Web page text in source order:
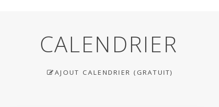
CALENDRIER
AJOUT CALENDRIER (GRATUIT)